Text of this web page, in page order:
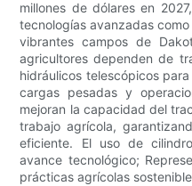
millones de dólares en
tecnologías avanzadas
vibrantes campos de
agricultores dependen de
hidráulicos telescópicos
cargas pesadas y
mejoran la capacidad del
trabajo agrícola,
eficiente. El uso de
avance tecnológico;
prácticas agrícolas